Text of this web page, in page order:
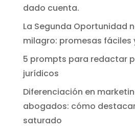
dado cuenta.
La Segunda Oportunidad
milagro: promesas fáciles
5 prompts para redactar
jurídicos
Diferenciación en
abogados: cómo
saturado